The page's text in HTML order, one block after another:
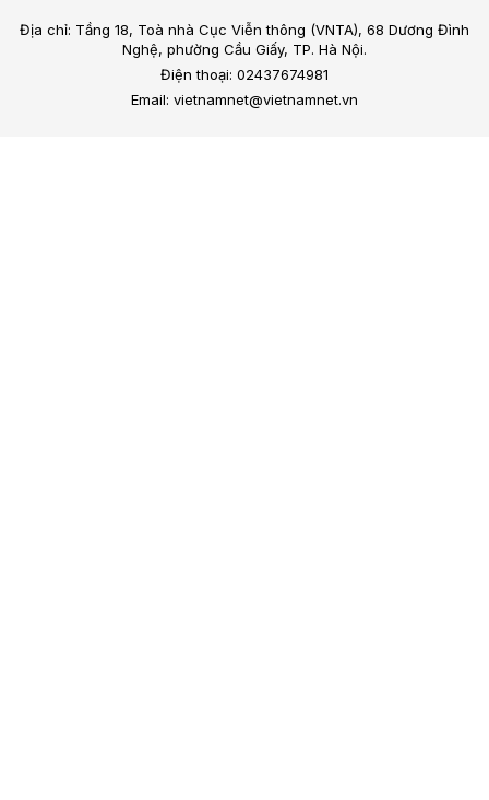
Địa chỉ: Tầng 18, Toà nhà Cục Viễn thông (VNTA), 68 Dương Đình
Nghệ, phường Cầu Giấy, TP. Hà Nội.
Điện thoại: 02437674981
Email: vietnamnet@vietnamnet.vn